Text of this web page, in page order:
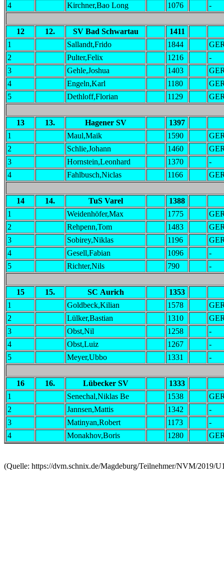
4
Kirchner,Bao Long 1076 -
12 12. SV Bad Schwartau
1411
1
Sallandt,Frido 1844
2
Pulter,Felix 1216
-
3
Gehle,Joshua 1403
4
Engeln,Karl 1180
5
Dethloff,Florian 1129
13 13. Hagener SV
1397
1
Maul,Maik 1590
2
Schlie,Johann 1460
3
Hornstein,Leonhard 1370
-
4
Fahlbusch,Niclas 1166
14 14. TuS Varel
1388
1
Weidenhöfer,Max 1775
2
Rehpenn,Tom 1483
3
Sobirey,Niklas 1196
4
Gesell,Fabian 1096
-
5
Richter,Nils 790 -
15 15. SC Aurich
1353
1
Goldbeck,Kilian 1578
2
Lülker,Bastian 1310
3
Obst,Nil 1258
-
4
Obst,Luiz 1267
-
5
Meyer,Ubbo 1331 -
16 16. Lübecker SV
1333
1
Senechal,Niklas Be 1538
2
Jannsen,Mattis 1342
-
3
Matinyan,Robert 1173
-
4
Monakhov,Boris 1280
(Quelle: https://dvm.schnix.de/Magdeburg/Teilnehmer/NVM/2019/